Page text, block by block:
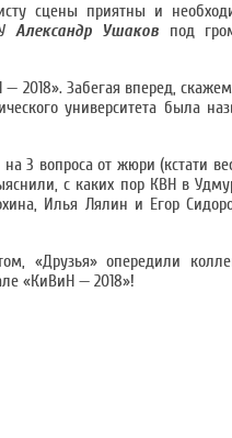
сцены приятны и
Александр Ушаков под
2018». Забегая вперед,
университета была
3 вопроса от жюри (кстати
с каких пор КВН в
Илья Лялин и Егор
«Друзья» опередили
«КиВиН — 2018»!